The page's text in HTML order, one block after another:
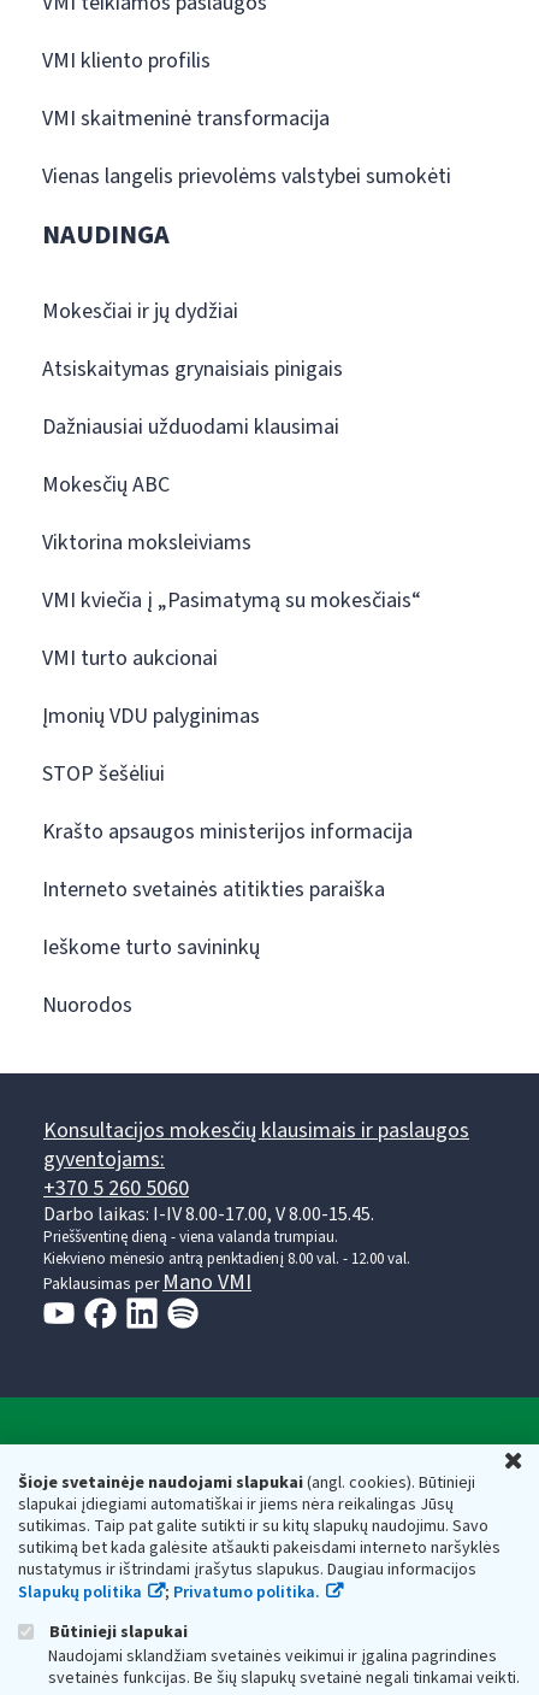
Šioje svetainėje naudojami slapukai(angl. cookies). Būtinieji
slapukai įdiegiami automatiškai ir jiems nėra reikalingas Jūsų
sutikimas. Taip pat galite sutikti ir su kitų slapukų naudojimu. Savo
sutikimą bet kada galėsite atšaukti pakeisdami interneto naršyklės
nustatymus ir ištrindami įrašytus slapukus. Daugiau informacijos
Slapukų politika
; Privatumo politika.
Būtinieji slapukai
Naudojami sklandžiam svetainės veikimui ir įgalina pagrindines
svetainės funkcijas. Be šių slapukų svetainė negali tinkamai veikti.
VMI kliento profilis
VMI skaitmeninė transformacija
Vienas langelis prievolėms valstybei sumokėti
NAUDINGA
Mokesčiai ir jų dydžiai
Atsiskaitymas grynaisiais pinigais
Dažniausiai užduodami klausimai
Mokesčių ABC
Viktorina moksleiviams
VMI kviečia į „Pasimatymą su mokesčiais“
VMI turto aukcionai
Įmonių VDU palyginimas
STOP šešėliui
Krašto apsaugos ministerijos informacija
Interneto svetainės atitikties paraiška
Ieškome turto savininkų
Nuorodos
Konsultacijos mokesčių klausimais ir paslaugos
gyventojams:
+370 5 260 5060
Darbo laikas: I-IV 8.00-17.00, V 8.00-15.45.
Prieššventinę dieną - viena valanda trumpiau.
Kiekvieno mėnesio antrą penktadienį 8.00 val. - 12.00 val.
Paklausimas per Mano VMI
Respublikos finansų ministerijos
Biudžetinė įstaiga. Juridinio asmens kodas — 188659752,
adresas: Vasario 16-osios g. 14, 01107 Vilnius, Lietuva, el.paštas:
vmi@vmi.lt, E. pristatymo dėžutės adresas 188659752
Duomenys apie Valstybinę mokesčių inspekciją prie Lietuvos
Respublikos finansų ministerijos kaupiami ir saugomi Juridinių